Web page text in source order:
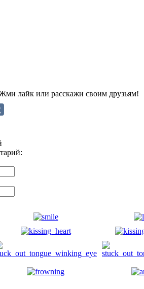
лайк или расскажи своим друзьям!